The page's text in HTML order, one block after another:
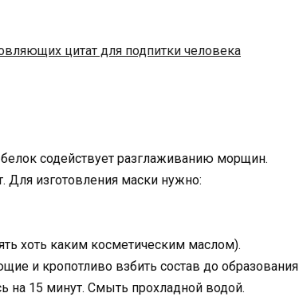
цитат для подпитки человека
содействует разглаживанию морщин.
Для изготовления маски нужно:
хоть каким косметическим маслом).
и кропотливо взбить состав до образования
на 15 минут. Смыть прохладной водой.